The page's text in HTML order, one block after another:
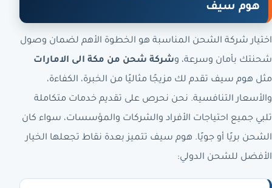
هوم سيف
اختيار شركة الشحن المناسبة هو الخطوة الأهم لضمان وصول
شحنتك بأمان وسرعة، وشركة شحن من مكة الى الامارات
مثل هوم سيف تقدم لك مزيجًا مثاليًا من الخبرة، الكفاءة،
والأسعار التنافسية. نحن نحرص على تقديم خدمات متكاملة
تلبي جميع احتياجات الأفراد والشركات والمؤسسات، سواء كان
الشحن بريًا أو جويًا. هوم سيف تتميز بعدة نقاط تجعلها الخيار
الأفضل للشحن الدولي: